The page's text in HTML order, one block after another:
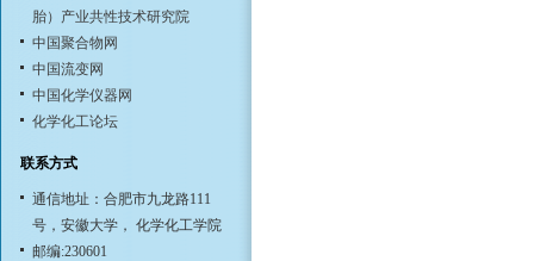
胎）产业共性技术研究院
中国聚合物网
中国流变网
中国化学仪器网
化学化工论坛
联系方式
通信地址：合肥市九龙路111
号，安徽大学， 化学化工学院
邮编:230601